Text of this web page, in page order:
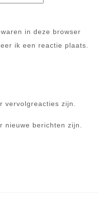
in deze browser
ik een reactie plaats.
vervolgreacties zijn.
nieuwe berichten zijn.